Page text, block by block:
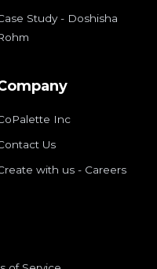
Study - Doshisha
Inc
Us
with us - Careers